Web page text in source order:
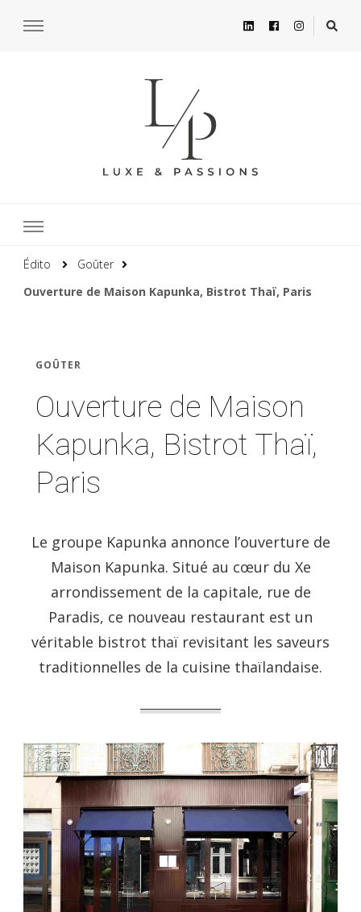
Édito
Goûter
Ouverture de Maison Kapunka, Bistrot Thaï, Paris
GOÛTER
Ouverture de Maison
Kapunka, Bistrot Thaï,
Paris
Le groupe Kapunka annonce l’ouverture de
Maison Kapunka. Situé au cœur du Xe
arrondissement de la capitale, rue de
Paradis, ce nouveau restaurant est un
véritable bistrot thaï revisitant les saveurs
traditionnelles de la cuisine thaïlandaise.